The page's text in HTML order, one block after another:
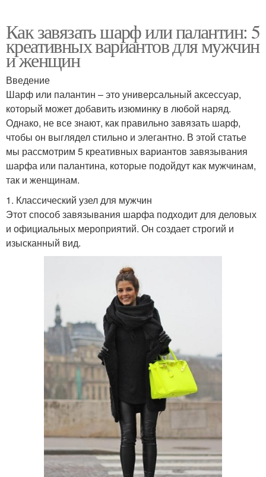
Как завязать шарф или палантин: 5
креативных вариантов для мужчин
и женщин
Введение
Шарф или палантин – это универсальный аксессуар,
который может добавить изюминку в любой наряд.
Однако, не все знают, как правильно завязать шарф,
чтобы он выглядел стильно и элегантно. В этой статье
мы рассмотрим 5 креативных вариантов завязывания
шарфа или палантина, которые подойдут как мужчинам,
так и женщинам.
1. Классический узел для мужчин
Этот способ завязывания шарфа подходит для деловых
и официальных мероприятий. Он создает строгий и
изысканный вид.